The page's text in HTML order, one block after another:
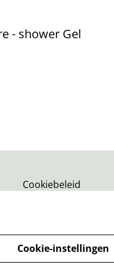
- shower Gel
Cookiebeleid
Cookie-instellingen